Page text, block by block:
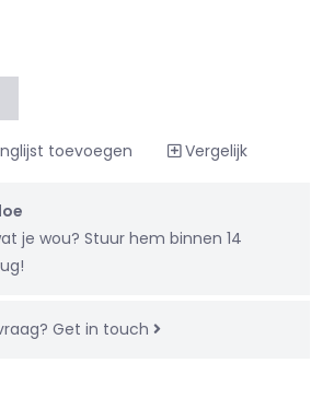
toevoegen Vergelijk
je wou? Stuur hem binnen 14
Get in touch